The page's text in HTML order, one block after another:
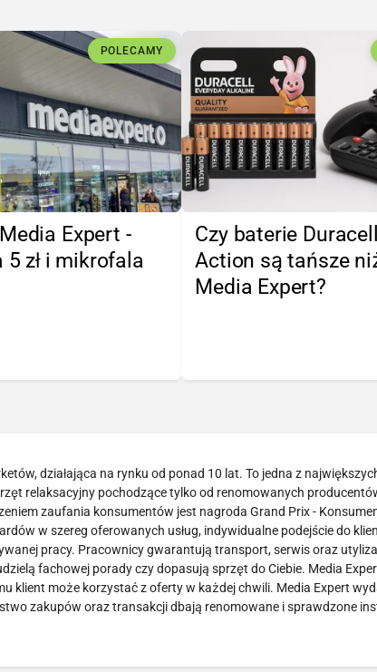
POLECAMY
Expert -
5 zł i mikrofala
Czy baterie
Action są tańsze
Media Expert?
działająca na rynku od ponad 10 lat. To jedna z
relaksacyjny pochodzące tylko od renomowanych
zaufania konsumentów jest nagroda Grand Prix -
w szereg oferowanych usług, indywidualne podejście do
pracy. Pracownicy gwarantują transport, serwis oraz
fachowej porady czy dopasują sprzęt do Ciebie. Media
klient może korzystać z oferty w każdej chwili. Media Expert
zakupów oraz transakcji dbają renomowane i sprawdzone